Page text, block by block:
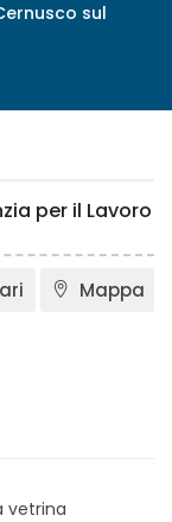
sul
per il Lavoro
Mappa
vetrina